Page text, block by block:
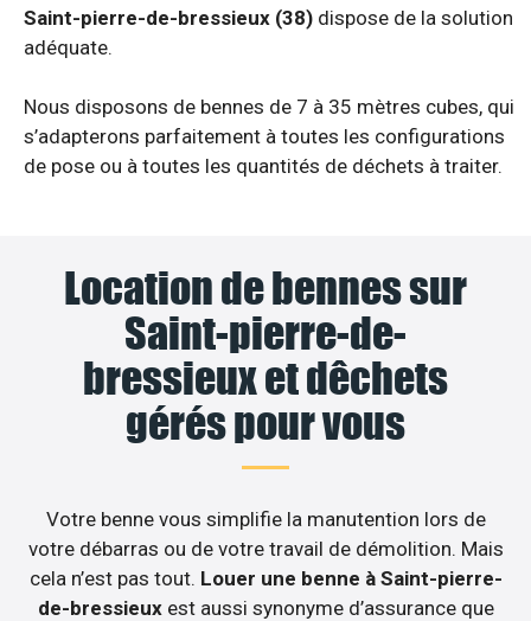
Saint-pierre-de-bressieux (38) dispose de la solution
adéquate.
Nous disposons de bennes de 7 à 35 mètres cubes, qui
s’adapterons parfaitement à toutes les configurations
de pose ou à toutes les quantités de déchets à traiter.
Location de bennes sur
Saint-pierre-de-
bressieux et dêchets
gérés pour vous
Votre benne vous simplifie la manutention lors de
votre débarras ou de votre travail de démolition. Mais
cela n’est pas tout. Louer une benne à Saint-pierre-
de-bressieux est aussi synonyme d’assurance que